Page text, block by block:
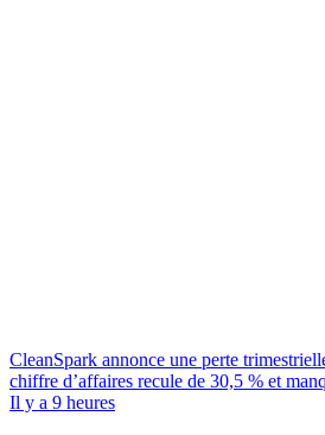
CleanSpark annonce une perte
chiffre d’affaires recule de 30,5 % et
Il y a 9 heures